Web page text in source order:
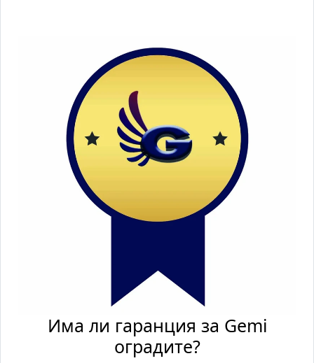
Има ли гаранция за Gemi
оградите?